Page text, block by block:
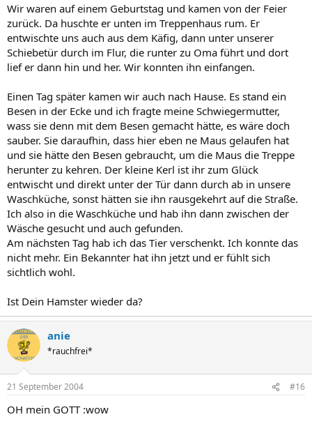
Wir waren auf einem Geburtstag und kamen von der Feier
zurück. Da huschte er unten im Treppenhaus rum. Er
entwischte uns auch aus dem Käfig, dann unter unserer
Schiebetür durch im Flur, die runter zu Oma führt und dort
lief er dann hin und her. Wir konnten ihn einfangen.
Einen Tag später kamen wir auch nach Hause. Es stand ein
Besen in der Ecke und ich fragte meine Schwiegermutter,
wass sie denn mit dem Besen gemacht hätte, es wäre doch
sauber. Sie daraufhin, dass hier eben ne Maus gelaufen hat
und sie hätte den Besen gebraucht, um die Maus die Treppe
herunter zu kehren. Der kleine Kerl ist ihr zum Glück
entwischt und direkt unter der Tür dann durch ab in unsere
Waschküche, sonst hätten sie ihn rausgekehrt auf die Straße.
Ich also in die Waschküche und hab ihn dann zwischen der
Wäsche gesucht und auch gefunden.
Am nächsten Tag hab ich das Tier verschenkt. Ich konnte das
nicht mehr. Ein Bekannter hat ihn jetzt und er fühlt sich
sichtlich wohl.
Ist Dein Hamster wieder da?
anie
*rauchfrei*
21 September 2004 #16
OH mein GOTT :wow